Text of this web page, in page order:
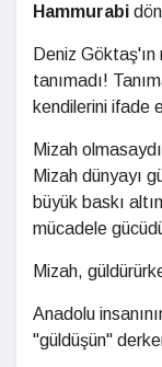
Hammurabi
Deniz
tanımadı!
kendilerini ifade
Mizah
Mizah dünyayı
büyük baskı
mücadele
Mizah,
Anadolu
"güldüşün"